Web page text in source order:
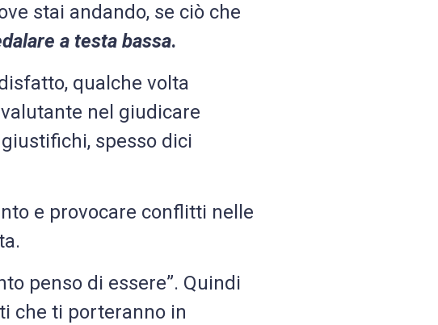
stai andando, se ciò che
a testa bassa.
qualche volta
nel giudicare
spesso dici
e provocare conflitti nelle
penso di essere”. Quindi
che ti porteranno in